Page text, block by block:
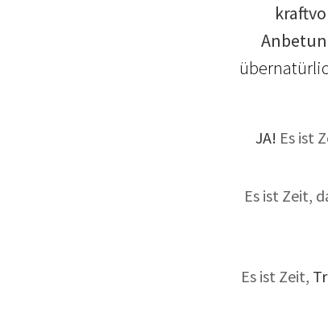
JA! Es ist
Es ist Zeit,
Es ist Zeit,